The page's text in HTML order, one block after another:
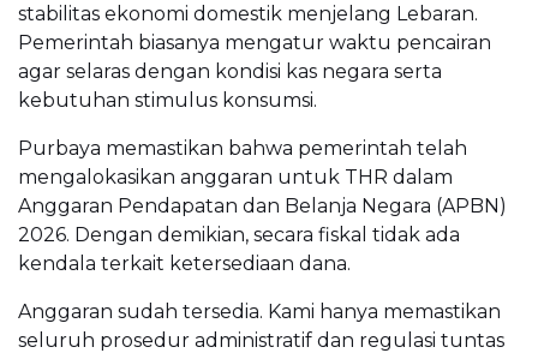
stabilitas ekonomi domestik menjelang Lebaran.
Pemerintah biasanya mengatur waktu pencairan
agar selaras dengan kondisi kas negara serta
kebutuhan stimulus konsumsi.
Purbaya memastikan bahwa pemerintah telah
mengalokasikan anggaran untuk THR dalam
Anggaran Pendapatan dan Belanja Negara (APBN)
2026. Dengan demikian, secara fiskal tidak ada
kendala terkait ketersediaan dana.
Anggaran sudah tersedia. Kami hanya memastikan
seluruh prosedur administratif dan regulasi tuntas